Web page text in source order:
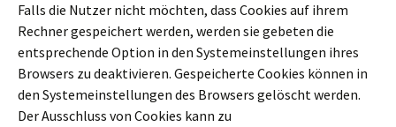
Falls die Nutzer nicht möchten, dass Cookies auf ihrem
Rechner gespeichert werden, werden sie gebeten die
entsprechende Option in den Systemeinstellungen ihres
Browsers zu deaktivieren. Gespeicherte Cookies können in
den Systemeinstellungen des Browsers gelöscht werden.
Der Ausschluss von Cookies kann zu